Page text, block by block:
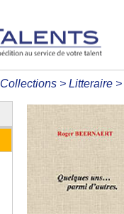
Collections > Litteraire >